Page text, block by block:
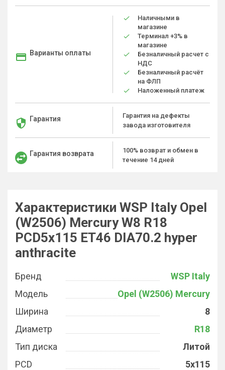
Варианты оплаты
Наличными в
магазине
Терминал +3% в
магазине
Безналичный расчет с
НДС
Безналичный расчёт
на ФЛП
Наложенный платеж
Гарантия
Гарантия на дефекты
завода изготовителя
Гарантия возврата
100% возврат и обмен в
течение 14 дней
Характеристики WSP Italy Opel
(W2506) Mercury W8 R18
PCD5x115 ET46 DIA70.2 hyper
anthracite
Бренд
WSP Italy
Модель
Opel (W2506) Mercury
Ширина
8
Диаметр
R18
Тип диска
Литой
PCD
5x115